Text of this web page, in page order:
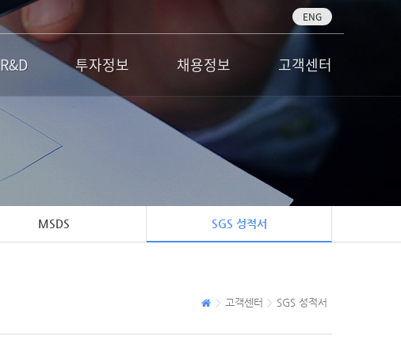
ENG
R&D 투자정보 채용정보 고객센터
MSDS SGS 성적서
고객센터 SGS 성적서